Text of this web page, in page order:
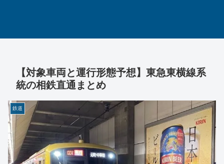
【対象車両と運行形態予想】東急東横線系
統の相鉄直通まとめ
鉄道